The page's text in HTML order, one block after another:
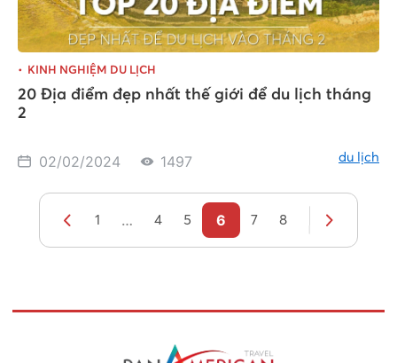
KINH NGHIỆM DU LỊCH
20 Địa điểm đẹp nhất thế giới để du lịch tháng
2
02/02/2024 1497 du lịch
1 … 4 5 6 7 8